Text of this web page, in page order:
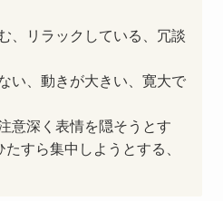
、リラックしている、冗談
い、動きが大きい、寛大で
意深く表情を隠そうとす
すら集中しようとする、